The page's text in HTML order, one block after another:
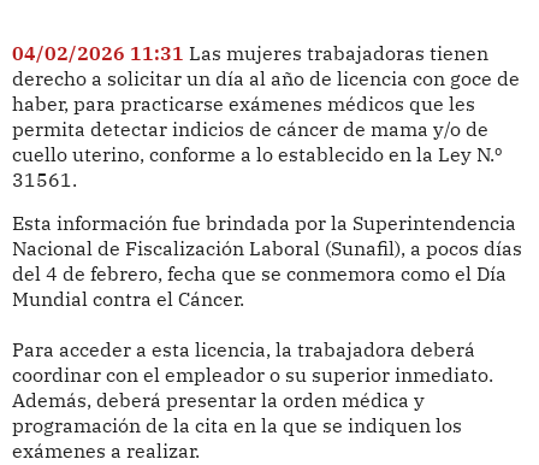
04/02/2026 11:31 Las mujeres trabajadoras tienen
derecho a solicitar un día al año de licencia con goce de
haber, para practicarse exámenes médicos que les
permita detectar indicios de cáncer de mama y/o de
cuello uterino, conforme a lo establecido en la Ley N.º
31561.
Esta información fue brindada por la Superintendencia
Nacional de Fiscalización Laboral (Sunafil), a pocos días
del 4 de febrero, fecha que se conmemora como el Día
Mundial contra el Cáncer.
Para acceder a esta licencia, la trabajadora deberá
coordinar con el empleador o su superior inmediato.
Además, deberá presentar la orden médica y
programación de la cita en la que se indiquen los
exámenes a realizar.